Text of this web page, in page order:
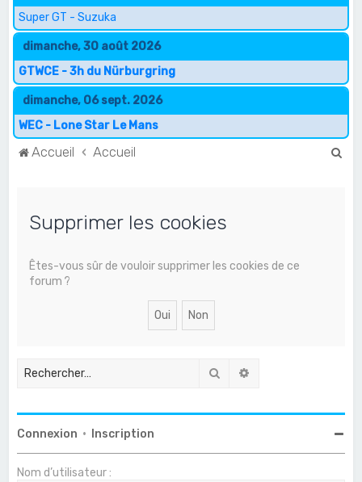
Super GT - Suzuka
dimanche, 30 août 2026
GTWCE - 3h du Nürburgring
dimanche, 06 sept. 2026
WEC - Lone Star Le Mans
Accueil Accueil
Supprimer les cookies
Êtes-vous sûr de vouloir supprimer les cookies de ce
forum ?
Rechercher
Connexion • Inscription
Nom d’utilisateur :